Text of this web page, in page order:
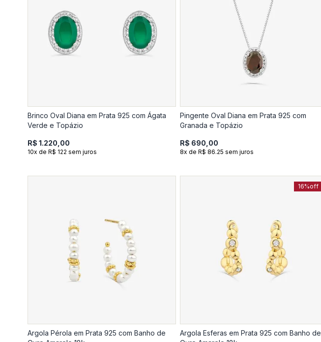
Brinco Oval Diana em Prata 925 com Ágata
Verde e Topázio
R$ 1.220,00
10x de R$ 122 sem juros
Pingente Oval Diana em Prata 925 com
Granada e Topázio
R$ 690,00
8x de R$ 86.25 sem juros
Argola Pérola em Prata 925 com Banho de
16%off
Argola Esferas em Prata 925 com Banho de